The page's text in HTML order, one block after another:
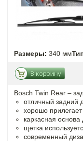
Размеры: 340 мм
В корзину
Bosch Twin Rear –
отличный задний
хорошо прилегает
каркасная основа
щетка
современный